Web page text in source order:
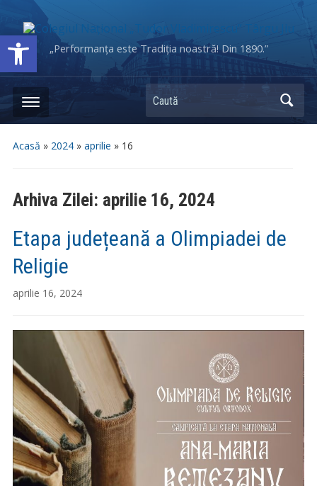
Deschide bara de unelte„Performanța este Tradiția noastră! Din 1890.”
Caută
Acasă » 2024» aprilie » 16
Arhiva Zilei: aprilie 16, 2024
Etapa județeană a Olimpiadei de
Religie
aprilie 16, 2024